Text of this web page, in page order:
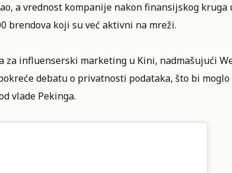
a vrednost kompanije nakon finansijskog kruga
brendova koji su već aktivni na mreži.
za influenserski marketing u Kini, nadmašujući
debatu o privatnosti podataka, što bi
vlade Pekinga.